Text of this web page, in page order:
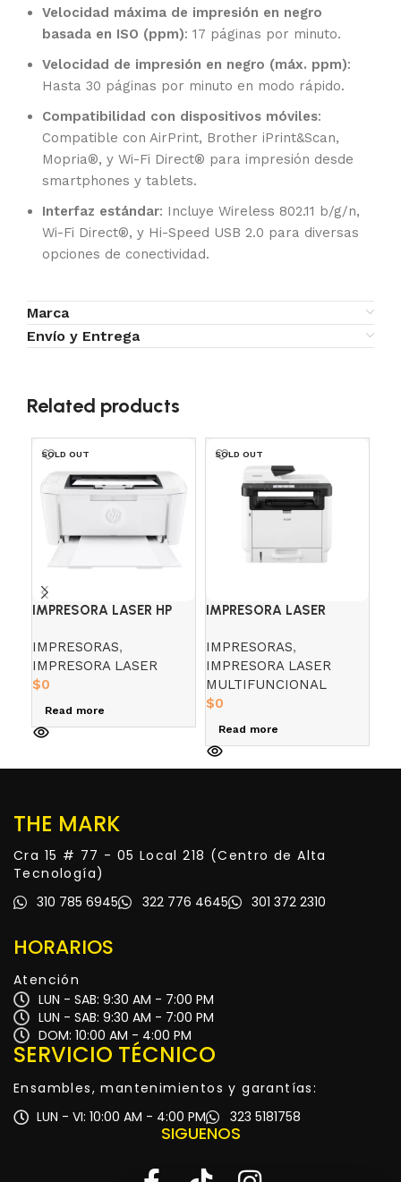
Velocidad máxima de impresión en negro
basada en ISO (ppm): 17 páginas por minuto.
Velocidad de impresión en negro (máx. ppm):
Hasta 30 páginas por minuto en modo rápido.
Compatibilidad con dispositivos móviles:
Compatible con AirPrint, Brother iPrint&Scan,
Mopria®, y Wi-Fi Direct® para impresión desde
smartphones y tablets.
Interfaz estándar: Incluye Wireless 802.11 b/g/n,
Wi-Fi Direct®, y Hi-Speed USB 2.0 para diversas
opciones de conectividad.
Marca
Envío y Entrega
Related products
SOLD OUT
IMPRESORA LASER HP
IMPRESORAS,
IMPRESORA LASER
$0
Read more
SOLD OUT
IMPRESORA LASER
M320F
IMPRESORAS,
IMPRESORA LASER
MULTIFUNCIONAL
$0
Read more
THE MARK
Cra 15 # 77 - 05 Local 218 (Centro de Alta
Tecnología)
310 785 6945
322 776 4645 301 372 2310
HORARIOS
Atención
LUN - SAB: 9:30 AM - 7:00 PM
LUN - SAB: 9:30 AM - 7:00 PM
DOM: 10:00 AM - 4:00 PM
SERVICIO TÉCNICO
Ensambles, mantenimientos y garantías:
LUN - VI: 10:00 AM - 4:00 PM
323 5181758
SIGUENOS